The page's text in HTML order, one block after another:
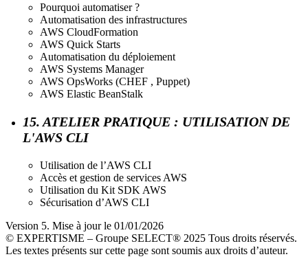
Pourquoi automatiser ?
Automatisation des infrastructures
AWS CloudFormation
AWS Quick Starts
Automatisation du déploiement
AWS Systems Manager
AWS OpsWorks (CHEF , Puppet)
AWS Elastic BeanStalk
15. ATELIER PRATIQUE : UTILISATION DE
L'AWS CLI
Utilisation de l’AWS CLI
Accès et gestion de services AWS
Utilisation du Kit SDK AWS
Sécurisation d’AWS CLI
Version 5. Mise à jour le 01/01/2026
© EXPERTISME – Groupe SELECT® 2025 Tous droits réservés.
Les textes présents sur cette page sont soumis aux droits d’auteur.